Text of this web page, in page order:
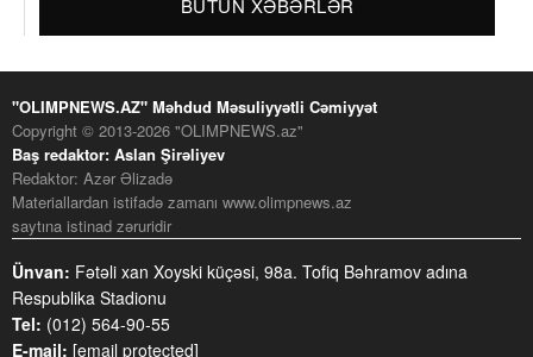
BÜTÜN XƏBƏRLƏR
"OLIMPNEWS.AZ" Məhdud Məsuliyyətli Cəmiyyət
Copyright © 2013-2026 "OLIMPNEWS.az"
Baş redaktor: Aslan Şirəliyev
Redaktor: Azər Əlizadə
Materiallardan istifadə zamanı www.olimpnews.az
saytına istinad zəruridir
Ünvan: Fətəli xan Xoyski küçəsi, 98a. Tofiq Bəhramov adına
Respublika Stadionu
Tel: (012) 564-90-55
E-mail: [email protected]